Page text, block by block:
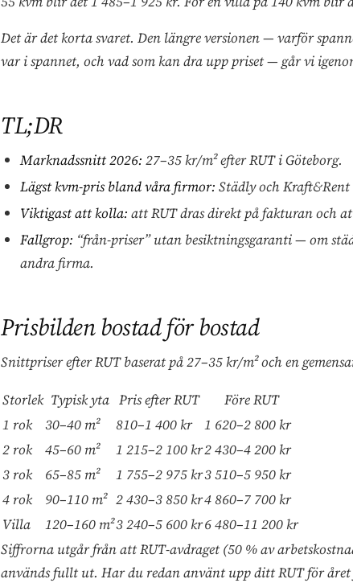
Det är det korta svaret. Den längre versionen — varför
var i spannet, och vad som kan dra upp priset — går vi
TL;DR
Marknadssnitt 2026: 27–35 kr/m² efter RUT i Göteborg.
Lägst kvm-pris bland våra firmor: Städly och
Viktigast att kolla: att RUT dras direkt på fakturan och
Fallgrop: “från-priser” utan besiktningsgaranti — om
andra firma.
Prisbilden bostad för bostad
Snittpriser efter RUT baserat på 27–35 kr/m² och en
Storlek Typisk yta Pris efter RUT
Före RUT
1 rok
30–40 m² 810–1 400 kr
1 620–2 800 kr
2 rok
45–60 m² 1 215–2 100 kr2 430–4 200 kr
3 rok
65–85 m² 1 755–2 975 kr3 510–5 950 kr
4 rok
90–110 m² 2 430–3 850 kr4 860–7 700 kr
Villa
120–160 m²3 240–5 600 kr6 480–11 200 kr
Siffrorna utgår från att RUT-avdraget (50 % av
används fullt ut. Har du redan använt upp ditt RUT för